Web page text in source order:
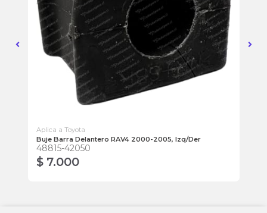
Aplica a Toyota
Buje Barra Delantero RAV4 2000-2005, Izq/Der
48815-42050
$ 7.000